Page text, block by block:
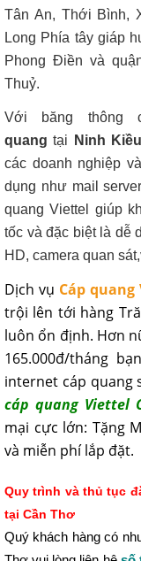
Tân An, Thới Bình,
Long Phía tây giáp
Phong Điền và
Thuỷ.
Với băng thông
quang tại Ninh
các doanh nghiệp
dụng như mail
quang Viettel giúp
tốc và đặc biệt là dễ
HD, camera quan
Dịch vụ Cáp quang
trội lên tới hàng
luôn ổn định. Hơn
165.000đ/tháng
internet cáp quang
cáp quang Viettel
mại cực lớn: Tặng
và miễn phí lắp đặt.
Quy trình và thủ tục
tại Cần Thơ
Quý khách hàng có